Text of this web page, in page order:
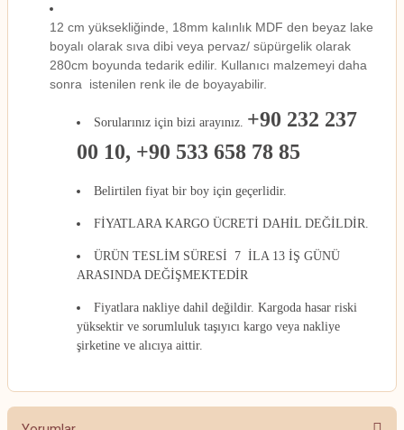
12 cm yüksekliğinde, 18mm kalınlık MDF den beyaz lake
boyalı olarak sıva dibi veya pervaz/ süpürgelik olarak
280cm boyunda tedarik edilir. Kullanıcı malzemeyi daha
sonra istenilen renk ile de boyayabilir.
Sorularınız için bizi arayınız. +90 232 237
00 10, +90 533 658 78 85
Belirtilen fiyat bir boy için geçerlidir.
FİYATLARA KARGO ÜCRETİ DAHİL DEĞİLDİR.
ÜRÜN TESLİM SÜRESİ 7 İLA 13 İŞ GÜNÜ
ARASINDA DEĞİŞMEKTEDİR
Fiyatlara nakliye dahil değildir. Kargoda hasar riski
yüksektir ve sorumluluk taşıyıcı kargo veya nakliye
şirketine ve alıcıya aittir.